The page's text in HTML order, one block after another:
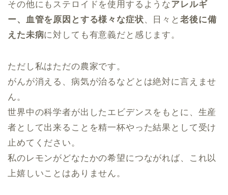
その他にもステロイドを使用するようなアレルギ
ー、血管を原因とする様々な症状、日々と 老後に備
えた未病に対しても有意義だと感じます。
ただし私はただの農家です。
がんが消える、病気が治るなどとは絶対に言えませ
ん。
世界中の科学者が出したエビデンスをもとに、生産
者として出来ることを精一杯やった結果として受け
止めてください。
私のレモンがどなたかの希望につながれば、これ以
上嬉しいことはありません。